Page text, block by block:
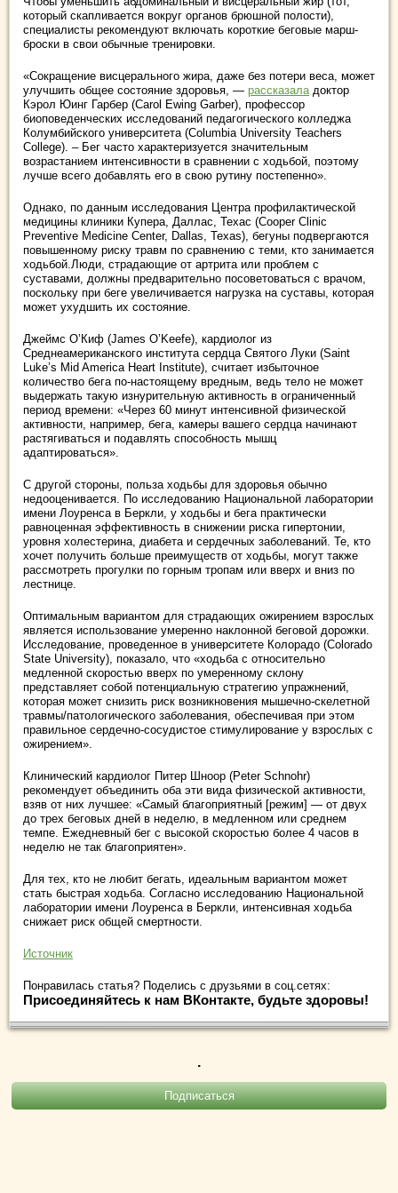
который скапливается вокруг органов брюшной полости),
специалисты рекомендуют включать короткие беговые марш-
броски в свои обычные тренировки.
«Сокращение висцерального жира, даже без потери веса, может
улучшить общее состояние здоровья, — рассказаладоктор
Кэрол Юинг Гарбер (Carol Ewing Garber), профессор
биоповеденческих исследований педагогического колледжа
Колумбийского университета (Columbia University Teachers
College). – Бег часто характеризуется значительным
возрастанием интенсивности в сравнении с ходьбой, поэтому
лучше всего добавлять его в свою рутину постепенно».
Однако, по данным исследования Центра профилактической
медицины клиники Купера, Даллас, Техас (Cooper Clinic
Preventive Medicine Center, Dallas, Texas), бегуны подвергаются
повышенному риску травм по сравнению с теми, кто занимается
ходьбой.Люди, страдающие от артрита или проблем с
суставами, должны предварительно посоветоваться с врачом,
поскольку при беге увеличивается нагрузка на суставы, которая
может ухудшить их состояние.
Джеймс О’Киф (James O’Keefe), кардиолог из
Среднеамериканского института сердца Святого Луки (Saint
Luke’s Mid America Heart Institute), считает избыточное
количество бега по-настоящему вредным, ведь тело не может
выдержать такую изнурительную активность в ограниченный
период времени: «Через 60 минут интенсивной физической
активности, например, бега, камеры вашего сердца начинают
растягиваться и подавлять способность мышц
адаптироваться».
С другой стороны, польза ходьбы для здоровья обычно
недооценивается. По исследованию Национальной лаборатории
имени Лоуренса в Беркли, у ходьбы и бега практически
равноценная эффективность в снижении риска гипертонии,
уровня холестерина, диабета и сердечных заболеваний. Те, кто
хочет получить больше преимуществ от ходьбы, могут также
рассмотреть прогулки по горным тропам или вверх и вниз по
лестнице.
Оптимальным вариантом для страдающих ожирением взрослых
является использование умеренно наклонной беговой дорожки.
Исследование, проведенное в университете Колорадо (Colorado
State University), показало, что «ходьба с относительно
медленной скоростью вверх по умеренному склону
представляет собой потенциальную стратегию упражнений,
которая может снизить риск возникновения мышечно-скелетной
травмы/патологического заболевания, обеспечивая при этом
правильное сердечно-сосудистое стимулирование у взрослых с
ожирением».
Клинический кардиолог Питер Шноор (Peter Schnohr)
рекомендует объединить оба эти вида физической активности,
взяв от них лучшее: «Самый благоприятный [режим] — от двух
до трех беговых дней в неделю, в медленном или среднем
темпе. Ежедневный бег с высокой скоростью более 4 часов в
неделю не так благоприятен».
Для тех, кто не любит бегать, идеальным вариантом может
стать быстрая ходьба. Согласно исследованию Национальной
лаборатории имени Лоуренса в Беркли, интенсивная ходьба
снижает риск общей смертности.
Источник
Понравилась статья? Поделись с друзьями в соц.сетях:
Присоединяйтесь к нам ВКонтакте, будьте здоровы!
.